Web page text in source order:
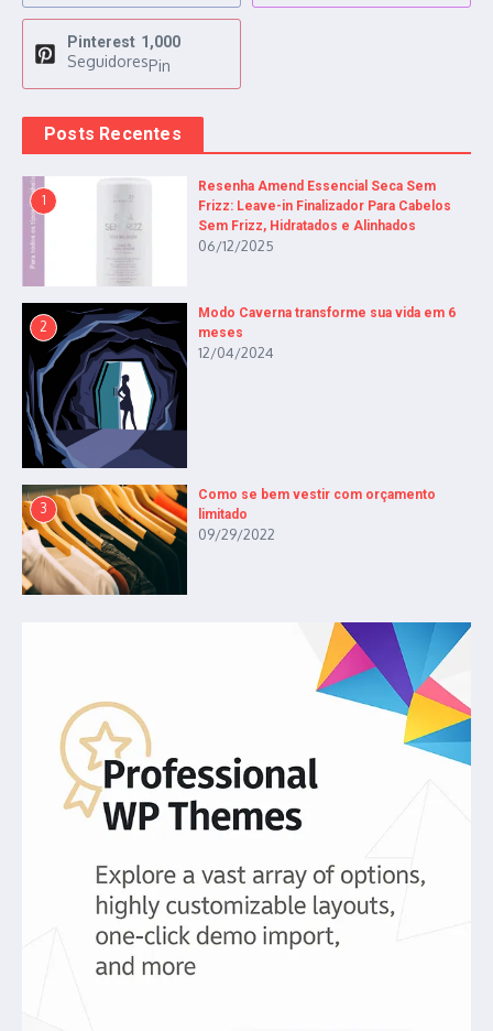
Pinterest 1,000
SeguidoresPin
Posts Recentes
1
Resenha Amend Essencial Seca Sem
Frizz: Leave-in Finalizador Para Cabelos
Sem Frizz, Hidratados e Alinhados
06/12/2025
2
Modo Caverna transforme sua vida em 6
meses
12/04/2024
3
Como se bem vestir com orçamento
limitado
09/29/2022